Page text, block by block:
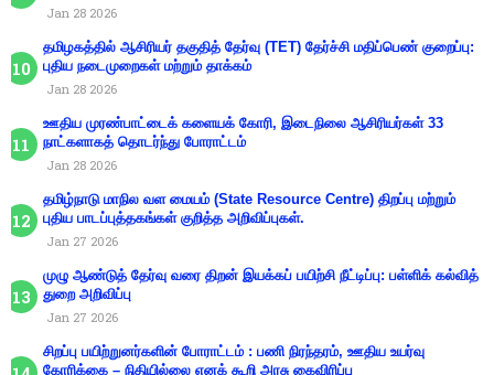
Jan 28 2026
தமிழகத்தில் ஆசிரியர் தகுதித் தேர்வு (TET) தேர்ச்சி மதிப்பெண் குறைப்பு:
புதிய நடைமுறைகள் மற்றும் தாக்கம்
Jan 28 2026
ஊதிய முரண்பாட்டைக் களையக் கோரி, இடைநிலை ஆசிரியர்கள் 33
நாட்களாகத் தொடர்ந்து போராட்டம்
Jan 28 2026
தமிழ்நாடு மாநில வள மையம் (State Resource Centre) திறப்பு மற்றும்
புதிய பாடப்புத்தகங்கள் குறித்த அறிவிப்புகள்.
Jan 27 2026
முழு ஆண்டுத் தேர்வு வரை திறன் இயக்கப் பயிற்சி நீட்டிப்பு: பள்ளிக் கல்வித்
துறை அறிவிப்பு
Jan 27 2026
சிறப்பு பயிற்றுனர்களின் போராட்டம் : பணி நிரந்தரம், ஊதிய உயர்வு
கோரிக்கை – நிதியில்லை எனக் கூறி அரசு கைவிரிப்பு